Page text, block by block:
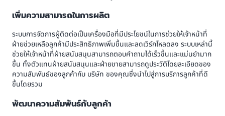
เพิ่มความสามารถในการผลิต
ระบบการจัดการผู้ติดต่อเป็นเครื่องมือที่มีประโยชน์ในการช่วยให้เจ้าหน้าที่
ฝ่ายช่วยเหลือลูกค้ามีประสิทธิภาพเพิ่มขึ้นและลดเวิร์กโหลดลง ระบบเหล่านี้
ช่วยให้เจ้าหน้าที่ฝ่ายสนับสนุนสามารถตอบคำถามได้เร็วขึ้นและแม่นยำมาก
ขึ้น ทั้งตัวแทนฝ่ายสนับสนุนและฝ่ายขายสามารถดูประวัติโดยละเอียดของ
ความสัมพันธ์ของลูกค้ากับ บริษัท ของคุณซึ่งนำไปสู่การบริการลูกค้าที่ดี
ขึ้นโดยรวม
พัฒนาความสัมพันธ์กับลูกค้า